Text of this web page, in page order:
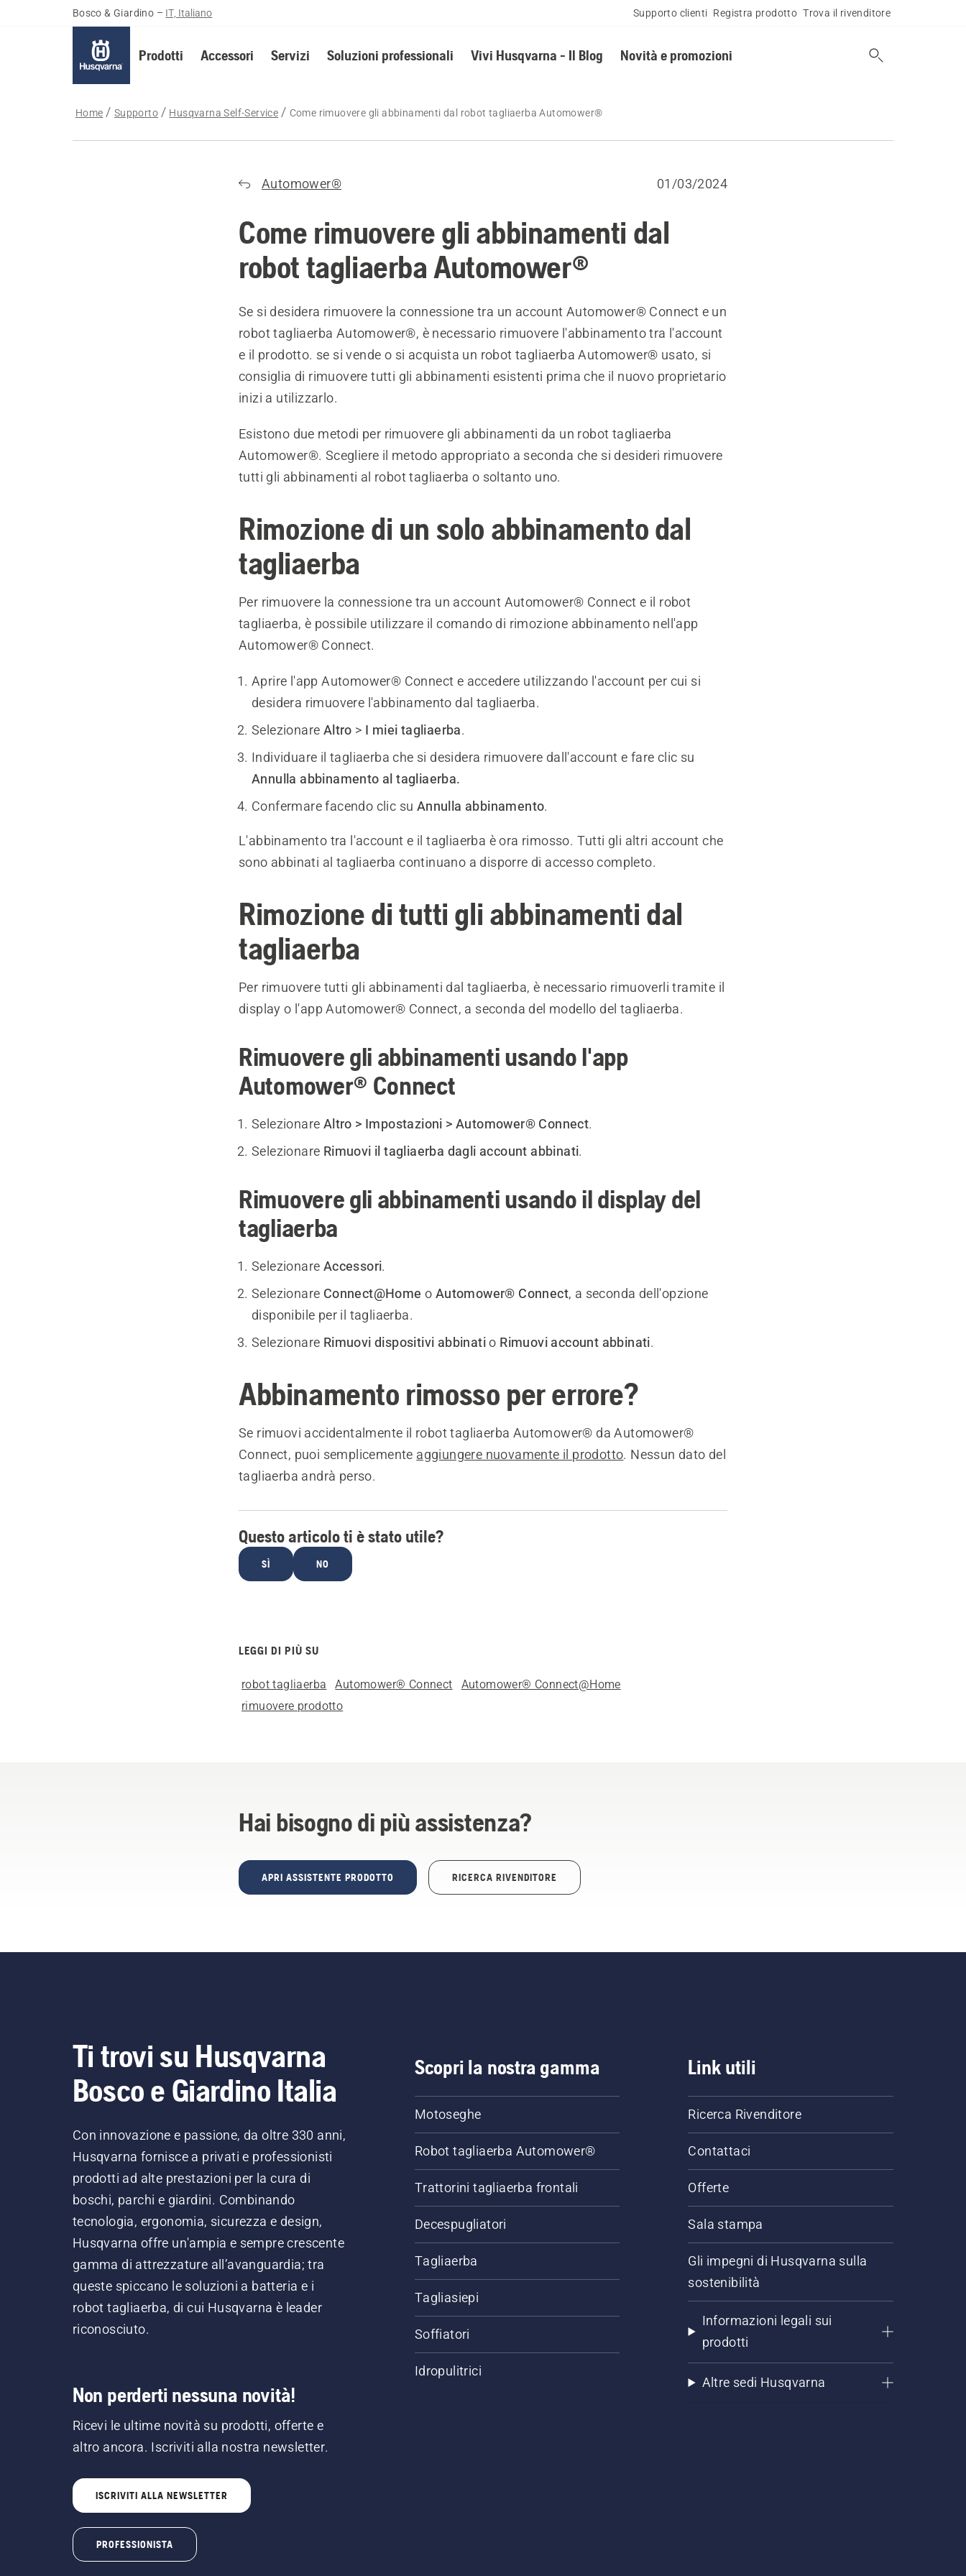
Bosco & Giardino – IT, Italiano Supporto clienti Registra prodotto Trova il rivenditore
Prodotti Accessori Servizi Soluzioni professionali Vivi Husqvarna - Il Blog Novità e promozioni
Home Supporto Husqvarna Self-Service Come rimuovere gli abbinamenti dal robot tagliaerba Automower®
Automower® 01/03/2024
Come rimuovere gli abbinamenti dal
robot tagliaerba Automower®
Se si desidera rimuovere la connessione tra un account Automower® Connect e un
robot tagliaerba Automower®, è necessario rimuovere l'abbinamento tra l'account
e il prodotto. se si vende o si acquista un robot tagliaerba Automower® usato, si
consiglia di rimuovere tutti gli abbinamenti esistenti prima che il nuovo proprietario
inizi a utilizzarlo.
Esistono due metodi per rimuovere gli abbinamenti da un robot tagliaerba
Automower®. Scegliere il metodo appropriato a seconda che si desideri rimuovere
tutti gli abbinamenti al robot tagliaerba o soltanto uno.
Rimozione di un solo abbinamento dal
tagliaerba
Per rimuovere la connessione tra un account Automower® Connect e il robot
tagliaerba, è possibile utilizzare il comando di rimozione abbinamento nell'app
Automower® Connect.
Aprire l'app Automower® Connect e accedere utilizzando l'account per cui si
desidera rimuovere l'abbinamento dal tagliaerba.
Selezionare Altro > I miei tagliaerba.
Individuare il tagliaerba che si desidera rimuovere dall'account e fare clic su
Annulla abbinamento al tagliaerba.
Confermare facendo clic su Annulla abbinamento.
L'abbinamento tra l'account e il tagliaerba è ora rimosso. Tutti gli altri account che
sono abbinati al tagliaerba continuano a disporre di accesso completo.
Rimozione di tutti gli abbinamenti dal
tagliaerba
Per rimuovere tutti gli abbinamenti dal tagliaerba, è necessario rimuoverli tramite il
display o l'app Automower® Connect, a seconda del modello del tagliaerba.
Rimuovere gli abbinamenti usando l'app
Automower® Connect
Selezionare Altro > Impostazioni >Automower® Connect.
Selezionare Rimuovi il tagliaerba dagli account abbinati.
Rimuovere gli abbinamenti usando il display del
tagliaerba
Selezionare Accessori.
Selezionare Connect@Home o Automower® Connect, a seconda dell'opzione
disponibile per il tagliaerba.
Selezionare Rimuovi dispositivi abbinatio Rimuovi account abbinati.
Abbinamento rimosso per errore?
Se rimuovi accidentalmente il robot tagliaerba Automower® da Automower®
Connect, puoi semplicemente aggiungere nuovamente il prodotto. Nessun dato del
tagliaerba andrà perso.
Questo articolo ti è stato utile?
SÌ NO
LEGGI DI PIÙ SU
robot tagliaerba Automower® Connect
Automower® Connect@Home
rimuovere prodotto
Hai bisogno di più assistenza?
APRI ASSISTENTE PRODOTTO RICERCA RIVENDITORE
Ti trovi su Husqvarna
Bosco e Giardino Italia
Con innovazione e passione, da oltre 330 anni,
Husqvarna fornisce a privati e professionisti
prodotti ad alte prestazioni per la cura di
boschi, parchi e giardini. Combinando
tecnologia, ergonomia, sicurezza e design,
Husqvarna offre un'ampia e sempre crescente
gamma di attrezzature all’avanguardia; tra
queste spiccano le soluzioni a batteria e i
robot tagliaerba, di cui Husqvarna è leader
riconosciuto.
Non perderti nessuna novità!
Ricevi le ultime novità su prodotti, offerte e
altro ancora. Iscriviti alla nostra newsletter.
ISCRIVITI ALLA NEWSLETTER
PROFESSIONISTA
Scopri la nostra gamma
Motoseghe
Robot tagliaerba Automower®
Trattorini tagliaerba frontali
Decespugliatori
Tagliaerba
Tagliasiepi
Soffiatori
Idropulitrici
Link utili
Ricerca Rivenditore
Contattaci
Offerte
Sala stampa
Gli impegni di Husqvarna sulla
sostenibilità
Informazioni legali sui
prodotti
Altre sedi Husqvarna